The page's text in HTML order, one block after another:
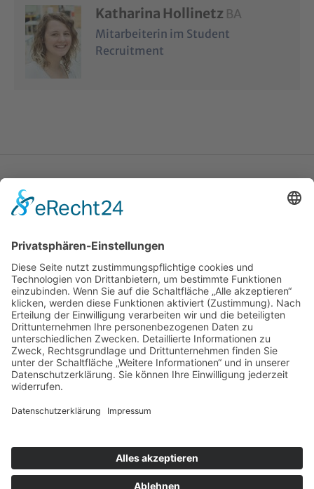
Katharina Hollinetz BA
Mitarbeiterin im Student
Recruitment
Katholische Privat-Universität Linz
Bethlehemstraße 20
T:+43 732 / 784293
E:office[at]ku-linz.at
©2025 Katholische Privat-Universität Linz | Alle Rechte
vorbehalten